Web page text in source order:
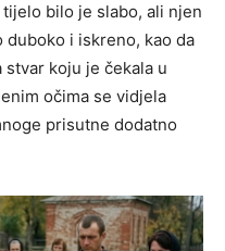
bilo je slabo, ali njen
i iskreno, kao da
koju je čekala u
očima se vidjela
prisutne dodatno